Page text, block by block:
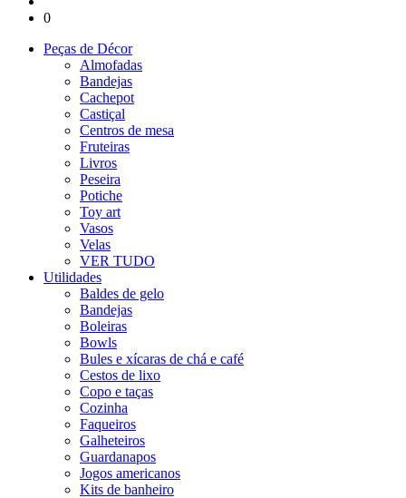
0
Peças de Décor
Almofadas
Bandejas
Cachepot
Castiçal
Centros de mesa
Fruteiras
Livros
Peseira
Potiche
Toy art
Vasos
Velas
VER TUDO
Utilidades
Baldes de gelo
Bandejas
Boleiras
Bowls
Bules e xícaras de chá e café
Cestos de lixo
Copo e taças
Cozinha
Faqueiros
Galheteiros
Guardanapos
Jogos americanos
Kits de banheiro